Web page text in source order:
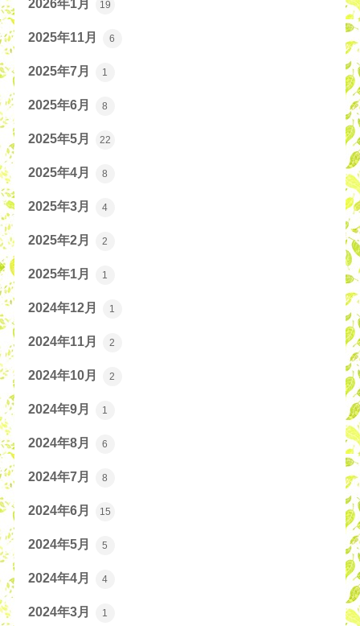
2026年1月 19
2025年11月 6
2025年7月 1
2025年6月 8
2025年5月 22
2025年4月 8
2025年3月 4
2025年2月 2
2025年1月 1
2024年12月 1
2024年11月 2
2024年10月 2
2024年9月 1
2024年8月 6
2024年7月 8
2024年6月 15
2024年5月 5
2024年4月 4
2024年3月 1